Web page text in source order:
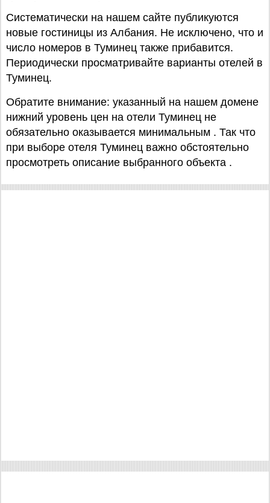
Систематически на нашем сайте публикуются
новые гостиницы из Албания. Не исключено, что и
число номеров в Туминец также прибавится.
Периодически просматривайте варианты отелей в
Туминец.
Обратите внимание: указанный на нашем домене
нижний уровень цен на отели Туминец не
обязательно оказывается минимальным . Так что
при выборе отеля Туминец важно обстоятельно
просмотреть описание выбранного объекта .